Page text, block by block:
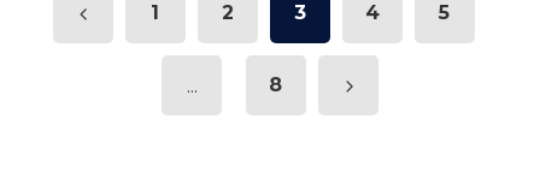
1 2 3 4 5
... 8